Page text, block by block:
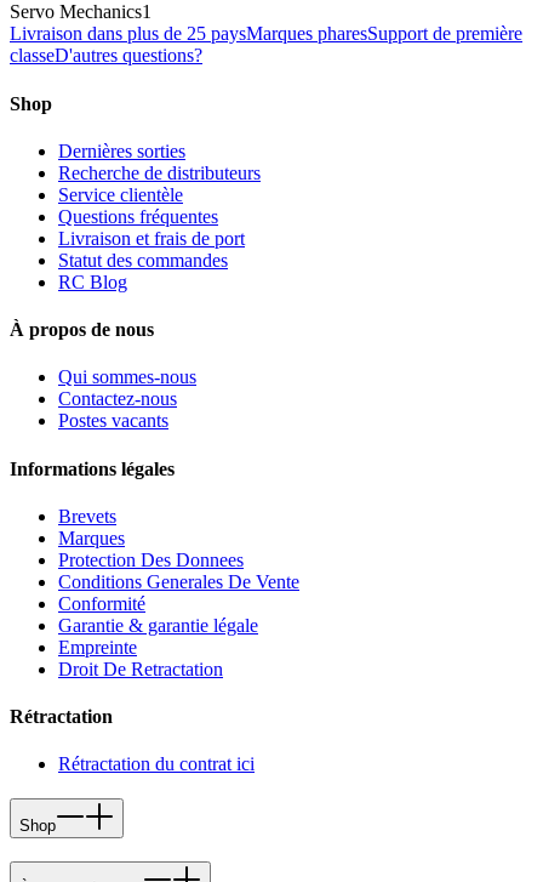
Servo Mechanics1
Livraison dans plus de 25 paysMarques pharesSupport de première
classeD'autres questions?
Shop
Dernières sorties
Recherche de distributeurs
Service clientèle
Questions fréquentes
Livraison et frais de port
Statut des commandes
RC Blog
À propos de nous
Qui sommes-nous
Contactez-nous
Postes vacants
Informations légales
Brevets
Marques
Protection Des Donnees
Conditions Generales De Vente
Conformité
Garantie & garantie légale
Empreinte
Droit De Retractation
Rétractation
Rétractation du contrat ici
Shop